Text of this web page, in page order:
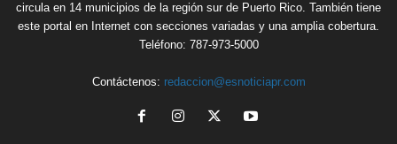
circula en 14 municipios de la región sur de Puerto Rico. También tiene
este portal en Internet con secciones variadas y una amplia cobertura.
Teléfono: 787-973-5000
Contáctenos: redaccion@esnoticiapr.com